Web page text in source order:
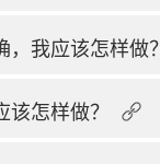
我应该怎样做？
怎样做？